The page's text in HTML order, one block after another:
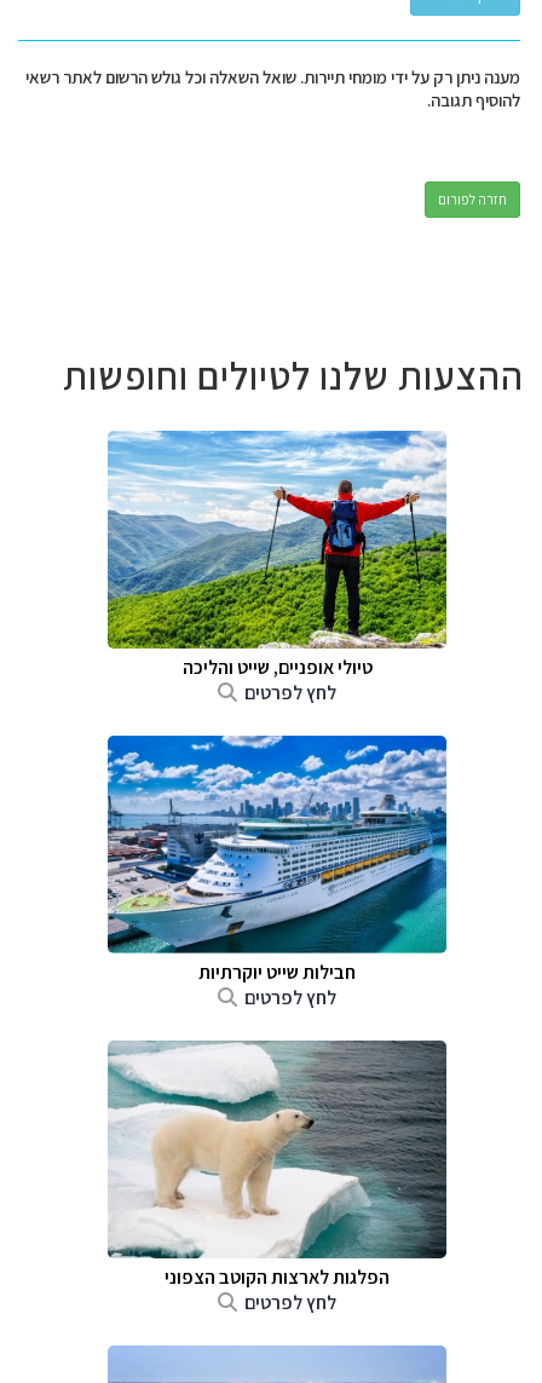
מענה ניתן רק על ידי מומחי תיירות. שואל השאלה וכל גולש הרשום לאתר רשאי
להוסיף תגובה.
חזרה לפורום
ההצעות שלנו לטיולים וחופשות
טיולי אופניים, שייט והליכה
לחץ לפרטים
חבילות שייט יוקרתיות
לחץ לפרטים
הפלגות לארצות הקוטב הצפוני
לחץ לפרטים